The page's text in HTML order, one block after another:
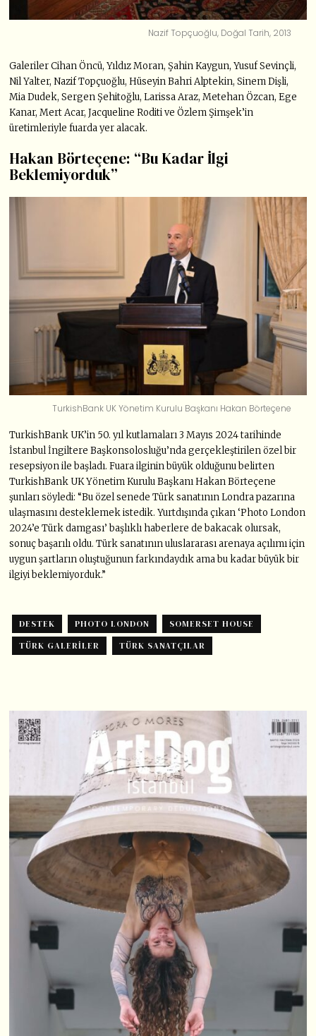
Nazif Topçuoğlu, Doğal Tarih, 2013
Galeriler Cihan Öncü, Yıldız Moran, Şahin Kaygun, Yusuf Sevinçli,
Nil Yalter, Nazif Topçuoğlu, Hüseyin Bahri Alptekin, Sinem Dişli,
Mia Dudek, Sergen Şehitoğlu, Larissa Araz, Metehan Özcan, Ege
Kanar, Mert Acar, Jacqueline Roditi ve Özlem Şimşek’in
üretimleriyle fuarda yer alacak.
Hakan Börteçene: “Bu Kadar İlgi
Beklemiyorduk”
TurkishBank UK Yönetim Kurulu Başkanı Hakan Börteçene
TurkishBank UK’in 50. yıl kutlamaları 3 Mayıs 2024 tarihinde
İstanbul İngiltere Başkonsolosluğu’nda gerçekleştirilen özel bir
resepsiyon ile başladı. Fuara ilginin büyük olduğunu belirten
TurkishBank UK Yönetim Kurulu Başkanı Hakan Börteçene
şunları söyledi: “Bu özel senede Türk sanatının Londra pazarına
ulaşmasını desteklemek istedik. Yurtdışında çıkan ‘Photo London
2024’e Türk damgası’ başlıklı haberlere de bakacak olursak,
sonuç başarılı oldu. Türk sanatının uluslararası arenaya açılımı için
uygun şartların oluştuğunun farkındaydık ama bu kadar büyük bir
ilgiyi beklemiyorduk.”
DESTEK PHOTO LONDON
SOMERSET HOUSE
TÜRK GALERILER
TÜRK SANATÇILAR